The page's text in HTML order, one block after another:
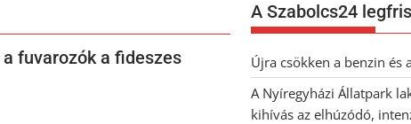
fuvarozók a fideszes
A Szabolcs24
Újra csökken a benzin és
A Nyíregyházi Állatpark
kihívás az elhúzódó,